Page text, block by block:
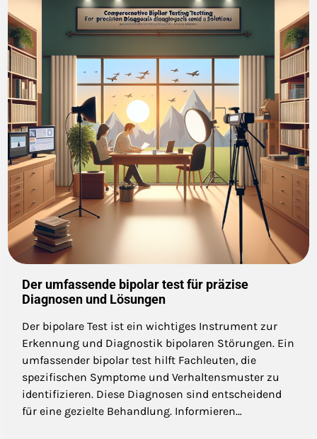
Der umfassende bipolar test für präzise
Diagnosen und Lösungen
Der bipolare Test ist ein wichtiges Instrument zur
Erkennung und Diagnostik bipolaren Störungen. Ein
umfassender bipolar test hilft Fachleuten, die
spezifischen Symptome und Verhaltensmuster zu
identifizieren. Diese Diagnosen sind entscheidend
für eine gezielte Behandlung. Informieren…